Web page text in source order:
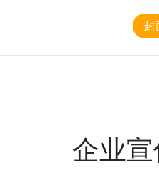
封
企业